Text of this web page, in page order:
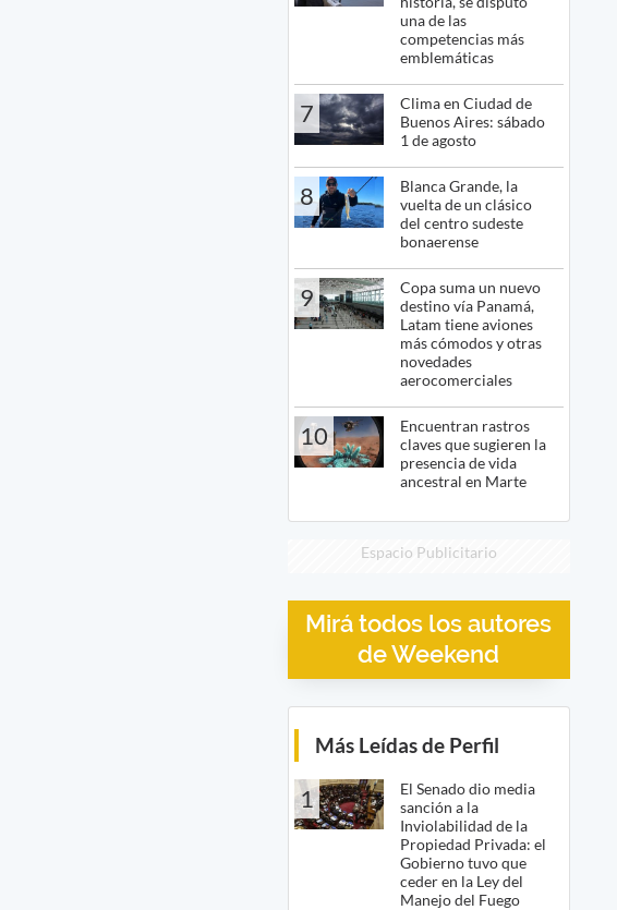
una de las
competencias más
emblemáticas
7
Clima en Ciudad de
Buenos Aires: sábado
1 de agosto
8
Blanca Grande, la
vuelta de un clásico
del centro sudeste
bonaerense
9
Copa suma un nuevo
destino vía Panamá,
Latam tiene aviones
más cómodos y otras
novedades
aerocomerciales
10
Encuentran rastros
claves que sugieren la
presencia de vida
ancestral en Marte
Espacio Publicitario
Mirá todos los autores
de Weekend
Más Leídas de Perfil
1
El Senado dio media
sanción a la
Inviolabilidad de la
Propiedad Privada: el
Gobierno tuvo que
ceder en la Ley del
Manejo del Fuego